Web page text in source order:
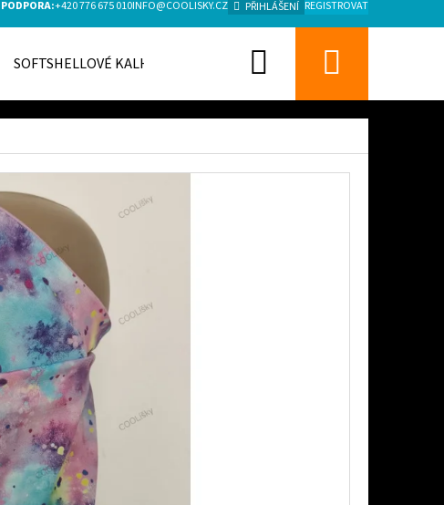
+420 776 675 010INFO@COOLISKY.CZ PŘIHLÁŠENÍ REGISTROVAT
SOFTSHELLOVÉ KALHOTY Hledat
TUNEL LÍSTKY